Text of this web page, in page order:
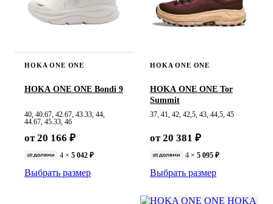
HOKA ONE ONE
HOKA ONE ONE Bondi 9
40, 40.67, 42.67, 43.33, 44,
44.67, 45.33, 46
от 20 166 ₽
4 × 5 042 ₽
Выбрать размер
HOKA ONE ONE
HOKA ONE ONE Tor
Summit
37, 41, 42, 42,5, 43, 44,5, 45
от 20 381 ₽
4 × 5 095 ₽
Выбрать размер